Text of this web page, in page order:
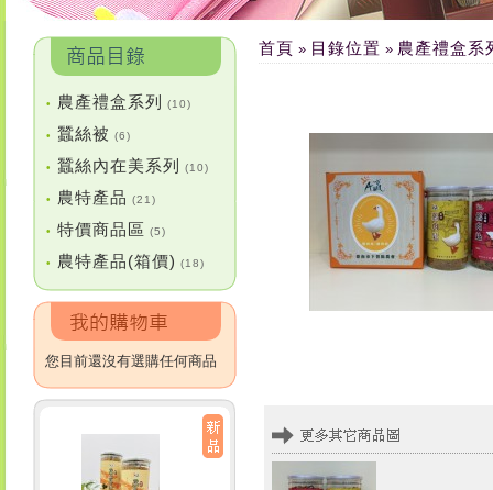
• 農產禮盒系列 (10)
• 蠶絲被 (6)
• 蠶絲內在美系列 (10)
• 農特產品 (21)
• 特價商品區 (5)
• 農特產品(箱價) (18)
您目前還沒有選購任何商品
首頁 » 目錄位置 » 農產禮盒系